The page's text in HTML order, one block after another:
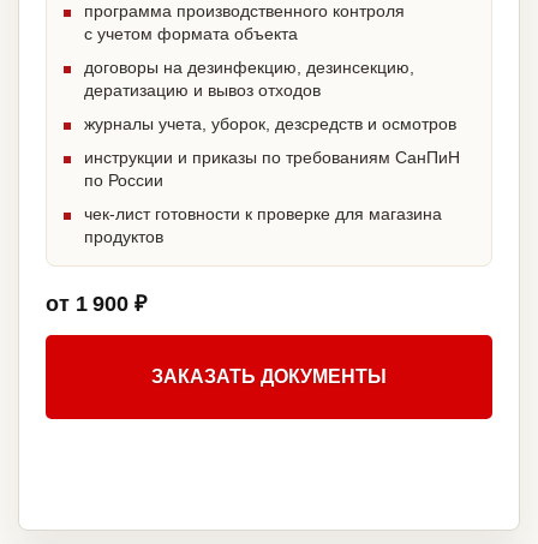
программа производственного контроля
с учетом формата объекта
договоры на дезинфекцию, дезинсекцию,
дератизацию и вывоз отходов
журналы учета, уборок, дезсредств и осмотров
инструкции и приказы по требованиям СанПиН
по России
чек-лист готовности к проверке для магазина
продуктов
от 1 900 ₽
ЗАКАЗАТЬ ДОКУМЕНТЫ